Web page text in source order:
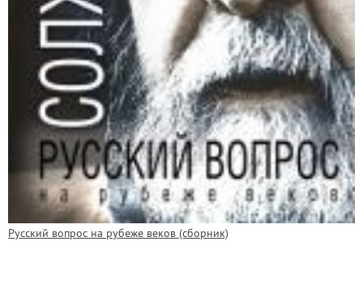
Русский вопрос на рубеже веков (сборник)